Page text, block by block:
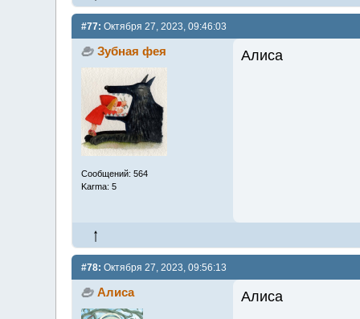
#77: Октября 27, 2023, 09:46:03
Зубная фея
Сообщений: 564
Karma: 5
Алиса
#78: Октября 27, 2023, 09:56:13
Алиса Алиса